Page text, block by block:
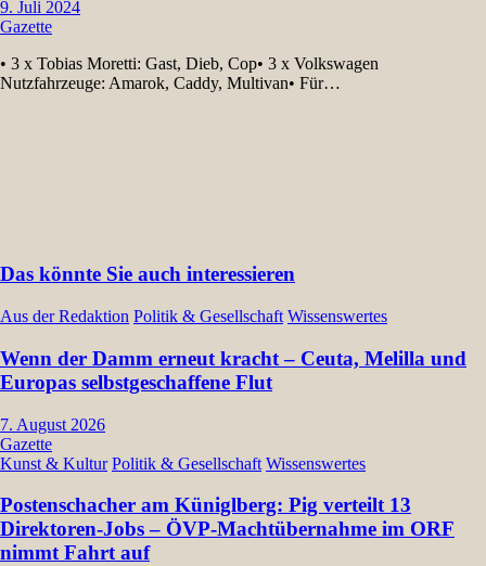
9. Juli 2024
Gazette
• 3 x Tobias Moretti: Gast, Dieb, Cop• 3 x Volkswagen
Nutzfahrzeuge: Amarok, Caddy, Multivan• Für…
Das könnte Sie auch interessieren
Aus der Redaktion Politik & Gesellschaft Wissenswertes
Wenn der Damm erneut kracht – Ceuta, Melilla und
Europas selbstgeschaffene Flut
7. August 2026
Gazette
Kunst & Kultur Politik & Gesellschaft Wissenswertes
Postenschacher am Küniglberg: Pig verteilt 13
Direktoren-Jobs – ÖVP-Machtübernahme im ORF
nimmt Fahrt auf